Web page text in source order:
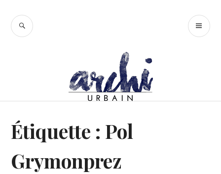
contenu
RECHERCHE
Étiquette : Pol
Grymonprez